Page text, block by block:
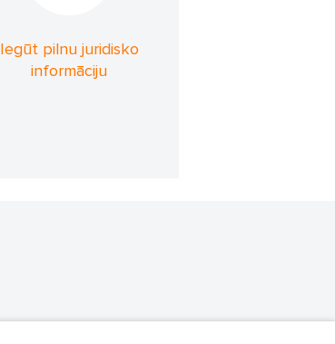
Iegūt pilnu juridisko
informāciju